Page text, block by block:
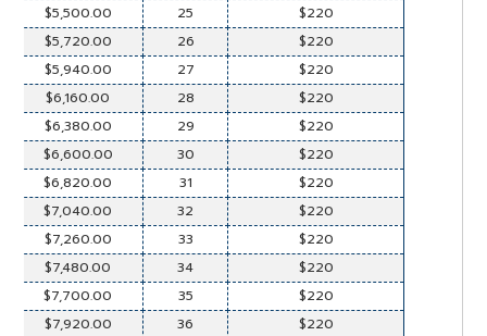
$5,500.00
25
$220
$5,720.00
26
$220
$5,940.00
27
$220
$6,160.00
28
$220
$6,380.00
29
$220
$6,600.00
30
$220
$6,820.00
31
$220
$7,040.00
32
$220
$7,260.00
33
$220
$7,480.00
34
$220
$7,700.00
35
$220
$7,920.00
36
$220